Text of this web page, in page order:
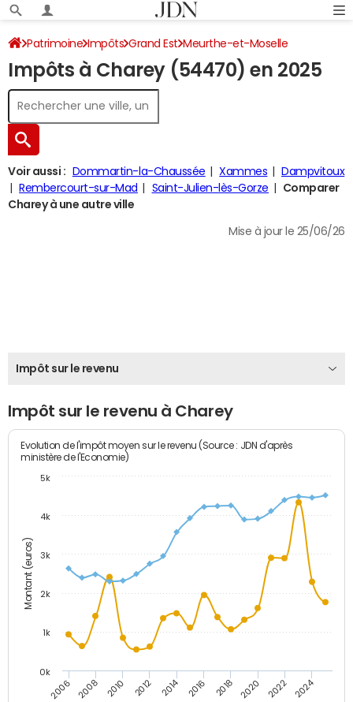
Patrimoine Impôts Grand Est Meurthe-et-Moselle
Charey Impôt sur le revenu
Impôts à Charey (54470) en 2025
Voir aussi : Dommartin-la-Chaussée Xammes
Dampvitoux
Rembercourt-sur-Mad
Saint-Julien-lès-Gorze
Comparer
Charey à une autre ville
Mise à jour le 25/06/26
Impôt sur le revenu
Impôt sur le revenu à Charey
Montant (euros)
Evolution de l'impôt moyen sur le revenu (Source : JDN d'après
ministère de l'Economie)
2006 2008 2010 2012 2014 2016 2018 2020 2022 2024
0k
1k
2k
3k
4k
5k